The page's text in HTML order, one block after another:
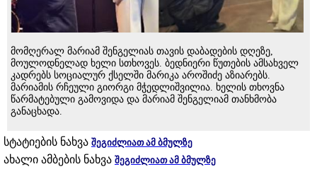
მომღერალ მარიამ შენგელიას თავის დაბადების დღეზე,
მოულოდნელად ხელი სთხოვეს. ბედნიერი წუთების ამსახველ
კადრებს სოციალურ ქსელში მარიკა აროშიძე აზიარებს.
მარიამის რჩეული გიორგი მჭედლიშვილია. ხელის თხოვნა
წარმატებული გამოვიდა და მარიამ შენგელიამ თანხმობა
განაცხადა.
სტატიების ნახვა შეგიძლიათ ამ ბმულზე
ახალი ამბების ნახვა შეგიძლიათ ამ ბმულზე